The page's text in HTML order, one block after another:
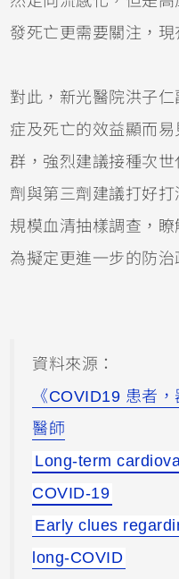
發死亡更需要關注，現
對此，新光醫院洪子
症及死亡的效益顯而
群，強烈建議接種次
劑與第三劑建議打好
規模血清抽樣調查，
為擬定更進一步的防治
資料來源：
《COVID19 患者
醫師
Long-term
COVID-19
Early clues
long-COVID